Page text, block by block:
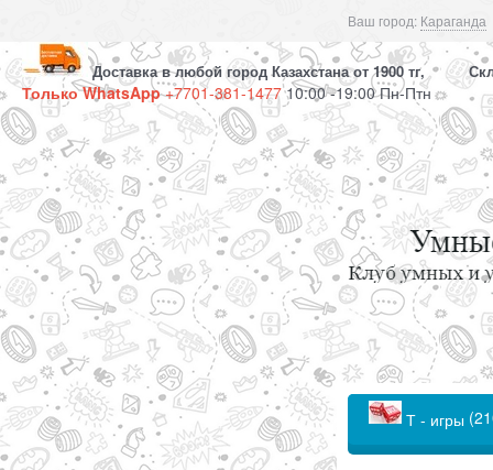
Ваш город: Караганда
Доставка в любой город Казахстана от 1900 тг,
Только WhatsApp+7701-381-147710:00 -19:00 Пн-Птн
Т - игры